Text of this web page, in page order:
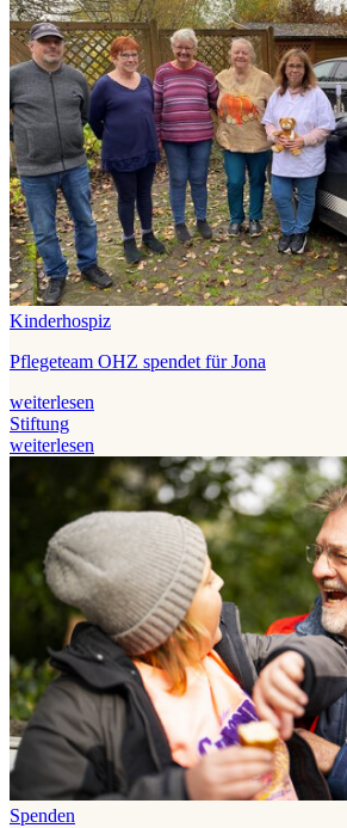
Kinderhospiz
Pflegeteam OHZ spendet für Jona
weiterlesen
Stiftung
weiterlesen
Spenden